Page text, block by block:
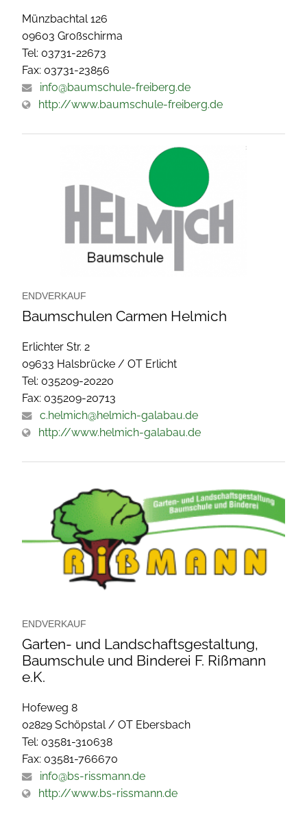
Münzbachtal 126
09603 Großschirma
Tel: 03731-22673
Fax: 03731-23856
info@baumschule-freiberg.de
http://www.baumschule-freiberg.de
ENDVERKAUF
Baumschulen Carmen Helmich
Erlichter Str. 2
09633 Halsbrücke / OT Erlicht
Tel: 035209-20220
Fax: 035209-20713
c.helmich@helmich-galabau.de
http://www.helmich-galabau.de
ENDVERKAUF
Garten- und Landschaftsgestaltung,
Baumschule und Binderei F. Rißmann
e.K.
Hofeweg 8
02829 Schöpstal / OT Ebersbach
Tel: 03581-310638
Fax: 03581-766670
info@bs-rissmann.de
http://www.bs-rissmann.de